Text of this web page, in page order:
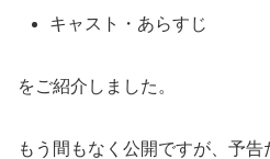
キャスト・あらすじ
をご紹介しました。
もう間もなく公開ですが、予告